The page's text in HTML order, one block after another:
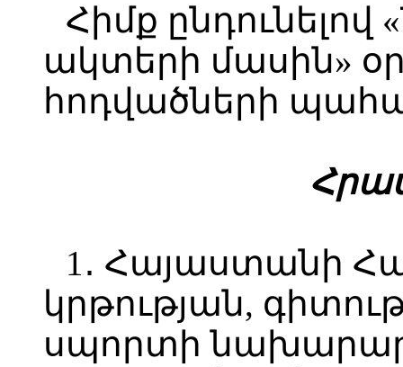
Հիմք
ակտերի մասին»
հոդվածների
Հ
1․ Հայաստանի
կրթության,
սպորտի